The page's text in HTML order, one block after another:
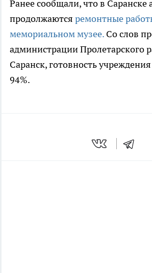
Ранее сообщали, что в Саранске
продолжаются ремонтные
мемориальном музее. Со слов
администрации Пролетарского
Саранск, готовность учреждения
94%.